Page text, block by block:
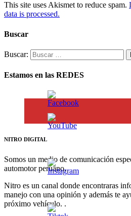
This site uses Akismet to reduce spam.
data is processed.
Buscar
Buscar:
Estamos en las REDES
NITRO DIGITAL
Somos un medio de comunicación
automotor peruano.
Nitro es un canal donde encontraras
manejo con una opinión y además te
próximo vehículo. .